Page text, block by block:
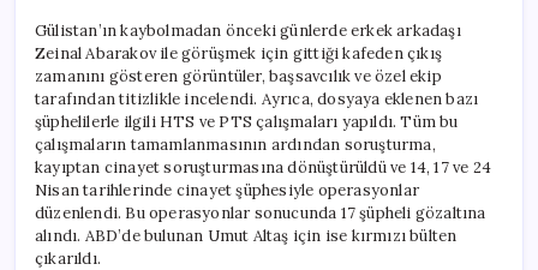
Gülistan’ın kaybolmadan önceki günlerde erkek arkadaşı
Zeinal Abarakov ile görüşmek için gittiği kafeden çıkış
zamanını gösteren görüntüler, başsavcılık ve özel ekip
tarafından titizlikle incelendi. Ayrıca, dosyaya eklenen bazı
şüphelilerle ilgili HTS ve PTS çalışmaları yapıldı. Tüm bu
çalışmaların tamamlanmasının ardından soruşturma,
kayıptan cinayet soruşturmasına dönüştürüldü ve 14, 17 ve 24
Nisan tarihlerinde cinayet şüphesiyle operasyonlar
düzenlendi. Bu operasyonlar sonucunda 17 şüpheli gözaltına
alındı. ABD’de bulunan Umut Altaş için ise kırmızı bülten
çıkarıldı.